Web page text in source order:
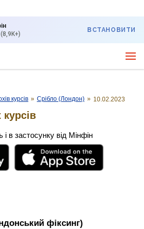
(8,9K+)
ВСТАНОВИТИ
курсів » Срібло (Лондон) » 10.02.2023
в застосунку від Мінфін
фіксинг)